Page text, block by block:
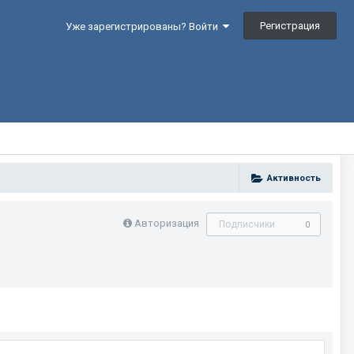
Уже зарегистрированы? Войти Регистрация
Активность
Авторизация Подписчики 0